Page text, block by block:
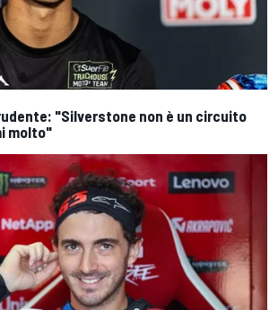
"Silverstone non è un circuito
molto"